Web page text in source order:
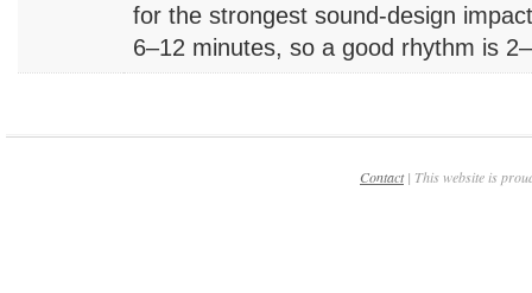
for the strongest sound-design
6–12 minutes, so a good rhythm is
Contact| This website is